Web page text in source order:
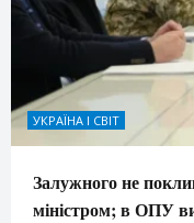
УКРАЇНА І СВІТ
Залужного не
міністром; в ОПУ